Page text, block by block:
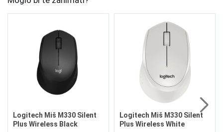
Logitech Miš M330 Silent
Plus Wireless Black
Logitech Miš M330 Silent
Plus Wireless White